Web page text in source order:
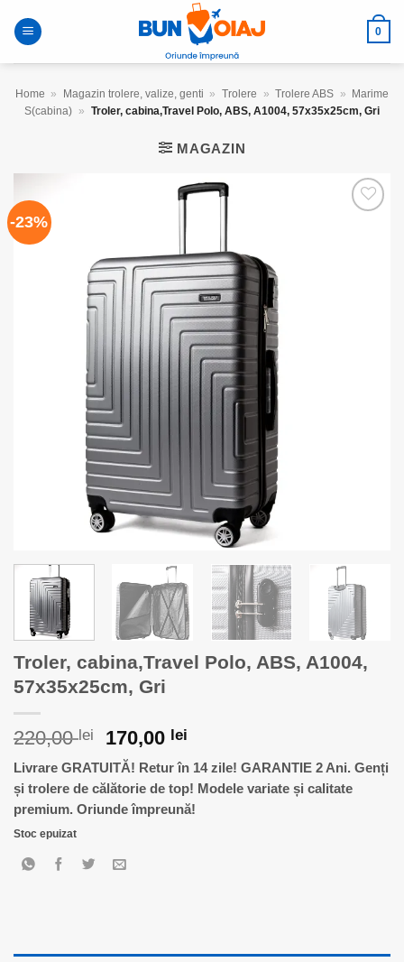
0
Home » Magazin trolere, valize, genti » Trolere » Trolere ABS »
Marime
S(cabina) » Troler, cabina,Travel Polo, ABS, A1004, 57x35x25cm, Gri
MAGAZIN
-23%
Troler, cabina,Travel Polo, ABS, A1004,
57x35x25cm, Gri
220,00lei
Prețul
inițial
a
fost:
220,00 lei.
170,00 leiPrețul
curent
este:
170,00 lei.
Livrare GRATUITĂ! Retur în 14 zile! GARANTIE 2 Ani. Genți
și trolere de călătorie de top! Modele variate și calitate
premium. Oriunde împreună!
Stoc epuizat